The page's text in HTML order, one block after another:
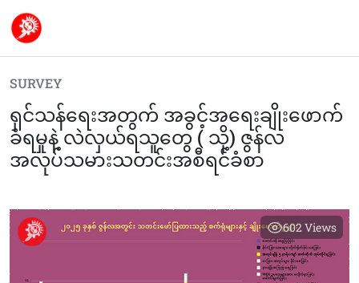
SURVEY
ရှင်သန်ရေးအတွက် အခွင့်အရေးချိုးဖောက်
ခံရမှုနဲ့ လဲလှယ်ရသူတွေ ( သို့) ဇွန်လ
အလုပ်သမားသတင်းအစီရင်ခံစာ
602 Views